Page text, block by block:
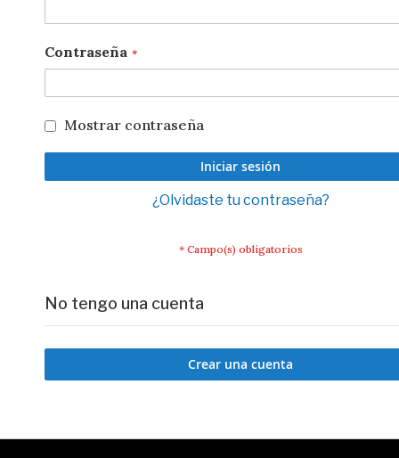
Contraseña
Mostrar contraseña
Iniciar sesión
¿Olvidaste tu contraseña?
No tengo una cuenta
Crear una cuenta